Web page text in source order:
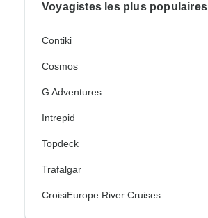
Voyagistes les plus populaires
Contiki
Cosmos
G Adventures
Intrepid
Topdeck
Trafalgar
CroisiEurope River Cruises